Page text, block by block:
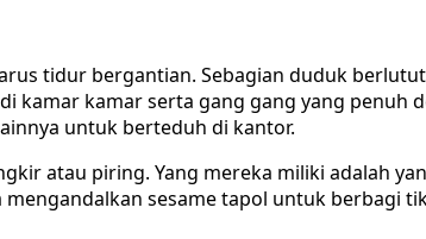
tidur bergantian. Sebagian duduk
kamar serta gang gang yang penuh
untuk berteduh di kantor.
atau piring. Yang mereka miliki adalah
sesame tapol untuk berbagi